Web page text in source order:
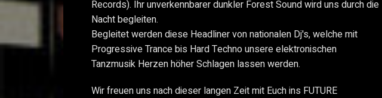
Records). Ihr unverkennbarer dunkler Forest Sound wird uns durch die
Nacht begleiten.
Begleitet werden diese Headliner von nationalen Dj's, welche mit
Progressive Trance bis Hard Techno unsere elektronischen
Tanzmusik Herzen höher Schlagen lassen werden.
Wir freuen uns nach dieser langen Zeit mit Euch ins FUTURE